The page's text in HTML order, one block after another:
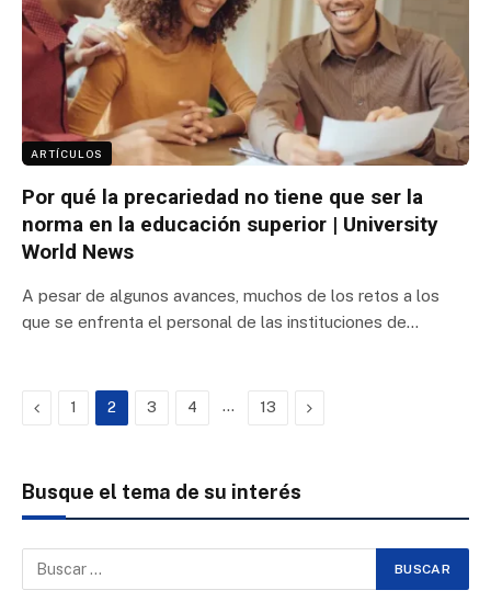
ARTÍCULOS
Por qué la precariedad no tiene que ser la
norma en la educación superior | University
World News
A pesar de algunos avances, muchos de los retos a los
que se enfrenta el personal de las instituciones de…
Previous
1 2 3 4 … 13 Next
Busque el tema de su interés